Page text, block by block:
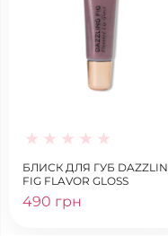
БЛИСК ДЛЯ ГУБ
FIG FLAVOR GLOSS
490 грн